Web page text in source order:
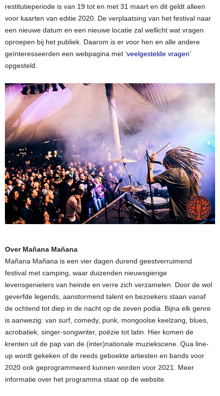
restitutieperiode is van 19 tot en met 31 maart en dit geldt alleen
voor kaarten van editie 2020. De verplaatsing van het festival naar
een nieuwe datum en een nieuwe locatie zal wellicht wat vragen
oproepen bij het publiek. Daarom is er voor hen en alle andere
geïnteresseerden een webpagina met ‘veelgestelde vragen’
opgesteld.
Over Mañana Mañana
Mañana Mañana is een vier dagen durend geestverruimend
festival met camping, waar duizenden nieuwsgierige
levensgenieters van heinde en verre zich verzamelen. Door de wol
geverfde legends, aanstormend talent en bezoekers staan vanaf
de ochtend tot diep in de nacht op de zeven podia. Bijna elk genre
is aanwezig: van surf, comedy, punk, mongoolse keelzang, blues,
acrobatiek, singer-songwriter, poëzie tot latin. Hier komen de
krenten uit de pap van de (inter)nationale muziekscene. Qua line-
up wordt gekeken of de reeds geboekte artiesten en bands voor
2020 ook geprogrammeerd kunnen worden voor 2021. Meer
informatie over het programma staat op de website.